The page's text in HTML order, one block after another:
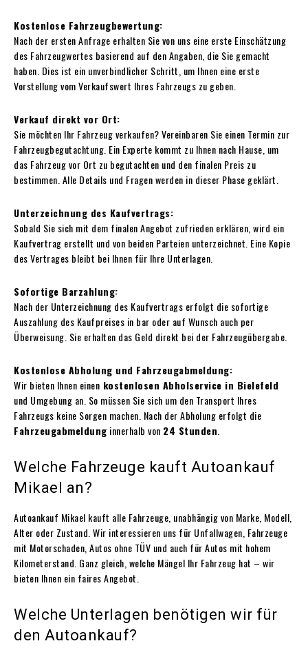
Kostenlose Fahrzeugbewertung:
Nach der ersten Anfrage erhalten Sie von uns eine erste Einschätzung
des Fahrzeugwertes basierend auf den Angaben, die Sie gemacht
haben. Dies ist ein unverbindlicher Schritt, um Ihnen eine erste
Vorstellung vom Verkaufswert Ihres Fahrzeugs zu geben.
Verkauf direkt vor Ort:
Sie möchten Ihr Fahrzeug verkaufen? Vereinbaren Sie einen Termin zur
Fahrzeugbegutachtung. Ein Experte kommt zu Ihnen nach Hause, um
das Fahrzeug vor Ort zu begutachten und den finalen Preis zu
bestimmen. Alle Details und Fragen werden in dieser Phase geklärt.
Unterzeichnung des Kaufvertrags:
Sobald Sie sich mit dem finalen Angebot zufrieden erklären, wird ein
Kaufvertrag erstellt und von beiden Parteien unterzeichnet. Eine Kopie
des Vertrages bleibt bei Ihnen für Ihre Unterlagen.
Sofortige Barzahlung:
Nach der Unterzeichnung des Kaufvertrags erfolgt die sofortige
Auszahlung des Kaufpreises in bar oder auf Wunsch auch per
Überweisung. Sie erhalten das Geld direkt bei der Fahrzeugübergabe.
Kostenlose Abholung und Fahrzeugabmeldung:
Wir bieten Ihnen einen kostenlosen Abholservice in Bielefeld
und Umgebung an. So müssen Sie sich um den Transport Ihres
Fahrzeugs keine Sorgen machen. Nach der Abholung erfolgt die
Fahrzeugabmeldung innerhalb von 24 Stunden
Welche Fahrzeuge kauft Autoankauf
Mikael an?
Autoankauf Mikael kauft alle Fahrzeuge, unabhängig von Marke, Modell,
Alter oder Zustand. Wir interessieren uns für Unfallwagen, Fahrzeuge
mit Motorschaden, Autos ohne TÜV und auch für Autos mit hohem
Kilometerstand. Ganz gleich, welche Mängel Ihr Fahrzeug hat – wir
bieten Ihnen ein faires Angebot.
Welche Unterlagen benötigen wir für
den Autoankauf?